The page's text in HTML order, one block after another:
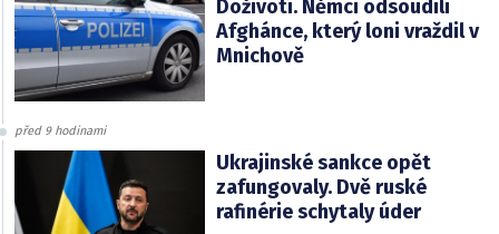
Doživotí. Němci odsoudili
Afghánce, který loni vraždil v
Mnichově
před 9 hodinami
Ukrajinské sankce opět
zafungovaly. Dvě ruské
rafinérie schytaly úder